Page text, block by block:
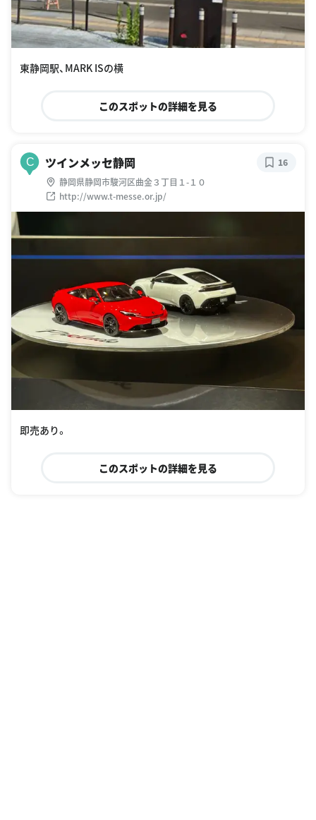
東静岡駅、MARK ISの横
このスポットの詳細を見る
C ツインメッセ静岡
静岡県静岡市駿河区曲金３丁目１-１０
http://www.t-messe.or.jp/
16
即売あり。
このスポットの詳細を見る